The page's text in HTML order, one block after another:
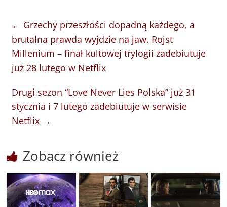
← Grzechy przeszłości dopadną każdego, a
brutalna prawda wyjdzie na jaw. Rojst
Millenium – finał kultowej trylogii zadebiutuje
już 28 lutego w Netflix
Drugi sezon “Love Never Lies Polska” już 31
stycznia i 7 lutego zadebiutuje w serwisie
Netflix →
Zobacz również